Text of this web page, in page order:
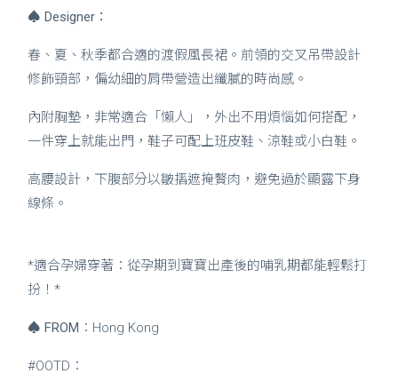
♠ Designer：
春、夏、秋季都合適的渡假風長裙。前領的交叉吊帶設計
修飾頸部，偏幼細的肩帶營造出纖膩的時尚感。
內附胸墊，非常適合「懶人」，外出不用煩惱如何搭配，
一件穿上就能出門，鞋子可配上班皮鞋、涼鞋或小白鞋。
高腰設計，下腹部分以皺摺遮掩贅肉，避免過於顯露下身
線條。
*適合孕婦穿著：從孕期到寶寶出產後的哺乳期都能輕鬆打
扮！*
♠ FROM ：Hong Kong
#OOTD：